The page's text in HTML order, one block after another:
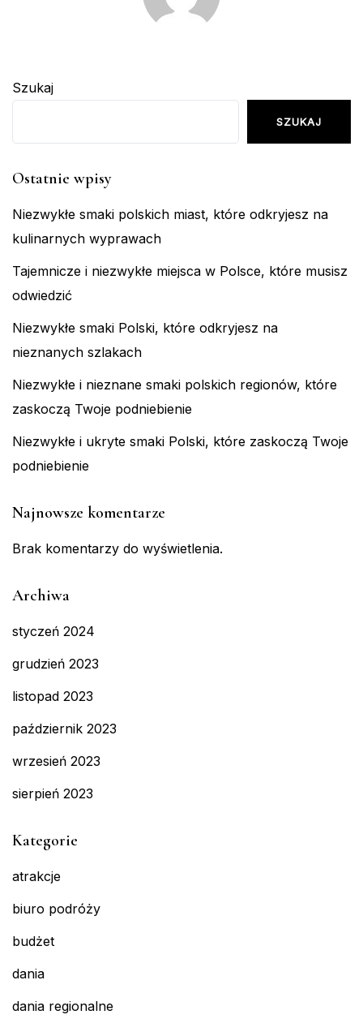
Szukaj
SZUKAJ
Ostatnie wpisy
Niezwykłe smaki polskich miast, które odkryjesz na
kulinarnych wyprawach
Tajemnicze i niezwykłe miejsca w Polsce, które musisz
odwiedzić
Niezwykłe smaki Polski, które odkryjesz na
nieznanych szlakach
Niezwykłe i nieznane smaki polskich regionów, które
zaskoczą Twoje podniebienie
Niezwykłe i ukryte smaki Polski, które zaskoczą Twoje
podniebienie
Najnowsze komentarze
Brak komentarzy do wyświetlenia.
Archiwa
styczeń 2024
grudzień 2023
listopad 2023
październik 2023
wrzesień 2023
sierpień 2023
Kategorie
atrakcje
biuro podróży
budżet
dania
dania regionalne